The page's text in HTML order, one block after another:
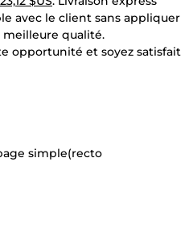
avec le client sans appliquer
meilleure qualité.
opportunité et soyez satisfait
simple(recto